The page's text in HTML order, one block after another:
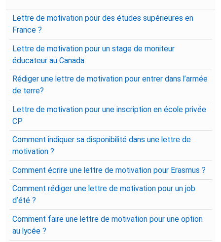
Lettre de motivation pour des études supérieures en
France ?
Lettre de motivation pour un stage de moniteur
éducateur au Canada
Rédiger une lettre de motivation pour entrer dans l’armée
de terre?
Lettre de motivation pour une inscription en école privée
CP
Comment indiquer sa disponibilité dans une lettre de
motivation ?
Comment écrire une lettre de motivation pour Erasmus ?
Comment rédiger une lettre de motivation pour un job
d’été ?
Comment faire une lettre de motivation pour une option
au lycée ?